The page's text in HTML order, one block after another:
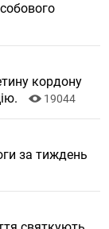
кордону
19044
за тиждень